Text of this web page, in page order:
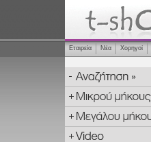
Εταιρεία Νέα Χορηγοί